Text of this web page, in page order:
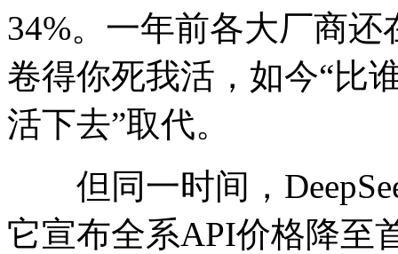
34%。一年前各大厂商还
卷得你死我活，如今“比
活下去”取代。
但同一时间，
它宣布全系API价格降至